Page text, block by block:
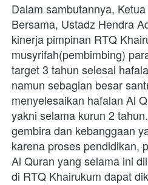
Dalam sambutannya,
Bersama, Ustadz Hendra
kinerja pimpinan RTQ
musyrifah(pembimbing)
target 3 tahun selesai
namun sebagian besar
menyelesaikan hafalan Al
yakni selama kurun 2
gembira dan kebanggaan
karena proses pendidikan,
Al Quran yang selama ini
di RTQ Khairukum dapat